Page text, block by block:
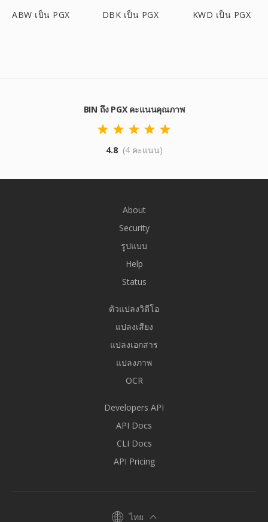
ABW เป็น PGX DBK เป็น PGX KWD เป็น PGX
BIN ถึง PGX คะแนนคุณภาพ
4.8 (4 คะแนน)
About
Security
รูปแบบ
Help
Status
ตัวแปลงวิดีโอ
แปลงเสียง
แปลงเอกสาร
แปลงภาพ
OCR
Developers API
API Docs
CLI Docs
API Pricing
ไทย